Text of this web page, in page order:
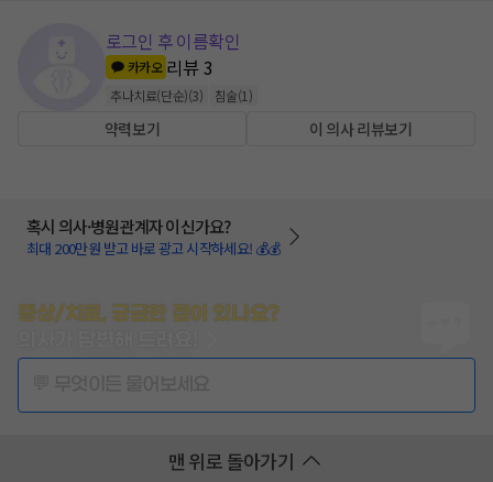
로그인 후 이름확인
카카오 리뷰3
추나치료(단순)(3) 침술(1 )
약력보기 이 의사 리뷰보기
혹시 의사·병원관계자 이신가요?
최대 200만원 받고 바로 광고 시작하세요! 💰💰
증상/치료, 궁금한 점이 있나요?
맨 위로 돌아가기